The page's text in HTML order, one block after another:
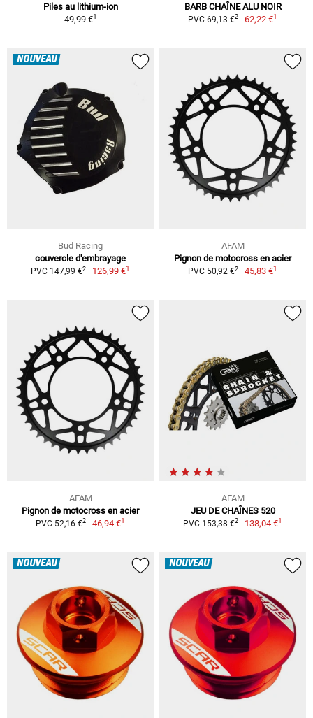
Piles au lithium-ion
49,99 €1
BARB CHAÎNE ALU NOIR
PVC 69,13 €2 62,22 €1
NOUVEAU
Bud Racing
couvercle d'embrayage
PVC 147,99 €2 126,99 €1
AFAM
Pignon de motocross en acier
PVC 50,92 €2 45,83 €1
AFAM
Pignon de motocross en acier
PVC 52,16 €2 46,94 €1
AFAM
JEU DE CHAÎNES 520
PVC 153,38 €2 138,04 €1
NOUVEAU NOUVEAU